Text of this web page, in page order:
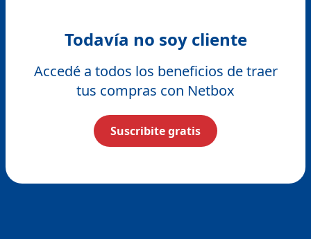
Todavía no soy cliente
Accedé a todos los beneficios de traer
tus compras con Netbox
Suscribite gratis